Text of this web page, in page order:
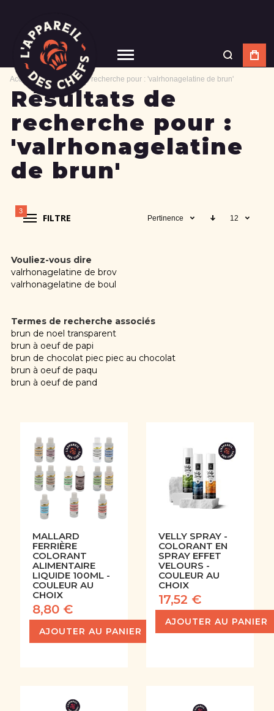
Accueil Résultats de recherche pour : 'valrhonagelatine de brun'
Résultats de
recherche pour :
'valrhonagelatine
de brun'
FILTRE
3
Pertinence 12
Vouliez-vous dire
valrhonagelatine de brov
valrhonagelatine de boul
Termes de recherche associés
brun de noel transparent
brun à oeuf de papi
brun de chocolat piec piec au chocolat
brun à oeuf de paqu
brun à oeuf de pand
MALLARD
FERRIÈRE
COLORANT
ALIMENTAIRE
LIQUIDE 100ML -
COULEUR AU
CHOIX
8,80 €
AJOUTER AU PANIER
VELLY SPRAY -
COLORANT EN
SPRAY EFFET
VELOURS -
COULEUR AU
CHOIX
17,52 €
AJOUTER AU PANIER